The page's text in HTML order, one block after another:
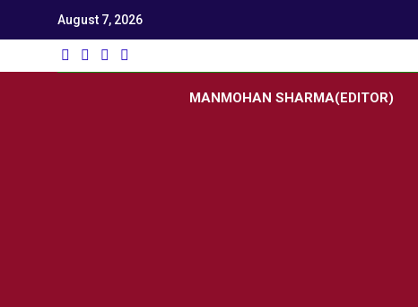
August 7, 2026
MANMOHAN SHARMA(EDITOR)